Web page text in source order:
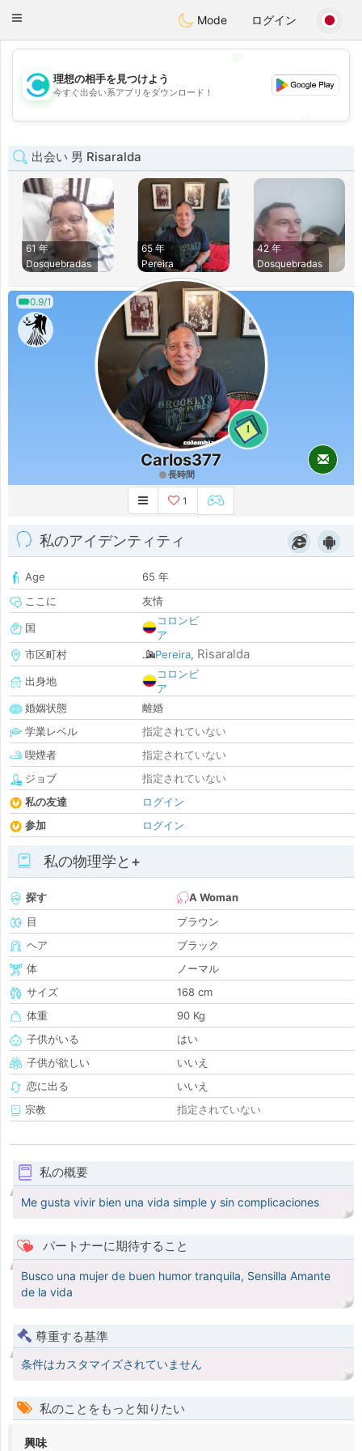
olombiaCitas
Toggle
Mode ログイン
💖
💕
理想の相手を見つけよう
今すぐ出会い系アプリをダウンロード！
出会い 男 Risaralda
61 年
Dosquebradas
65 年
Pereira
42 年
Dosquebradas
0.9/1
1
Carlos377
長時間
1
私のアイデンティティ
Age
65 年
ここに
友情
国
コロンビ
ア
市区町村
Pereira, Risaralda
出身地
コロンビ
ア
婚姻状態
離婚
学業レベル
指定されていない
喫煙者
指定されていない
ジョブ
指定されていない
私の友達
ログイン
参加
ログイン
私の物理学と+
探す
A Woman
目
ブラウン
ヘア
ブラック
体
ノーマル
サイズ
168 cm
体重
90 Kg
子供がいる
はい
子供が欲しい
いいえ
恋に出る
いいえ
宗教
指定されていない
私の概要
Me gusta vivir bien una vida simple y sin complicaciones
パートナーに期待すること
Busco una mujer de buen humor tranquila, Sensilla Amante
de la vida
尊重する基準
条件はカスタマイズされていません
私のことをもっと知りたい
興味